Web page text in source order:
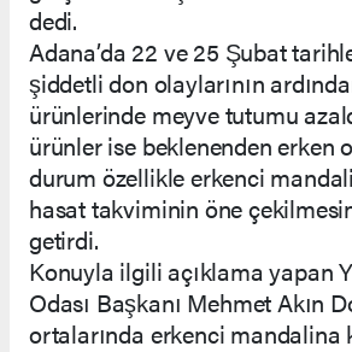
dedi.
Adana’da 22 ve 25 Şubat
şiddetli don olaylarının
ürünlerinde meyve tutumu
ürünler ise beklenenden erken
durum özellikle erkenci
hasat takviminin öne
getirdi.
Konuyla ilgili açıklama yapan
Odası Başkanı Mehmet Akın
ortalarında erkenci mandalina